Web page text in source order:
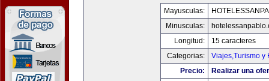
Mayusculas:
Minusculas:
Longitud:
15 caracteres
Categorias:
Viajes,Turismo y
Precio:
Realizar una